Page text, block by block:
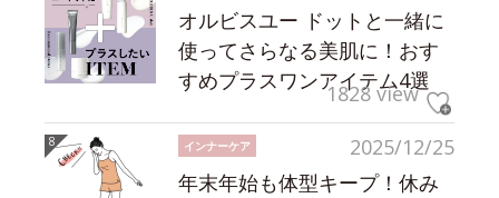
オルビスユー ドットと一緒に
使ってさらなる美肌に！おす
すめプラスワンアイテム4選
1828 view
2025/12/25
インナーケア
年末年始も体型キープ！休み